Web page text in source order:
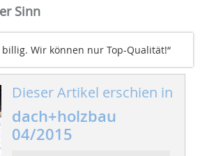
Sinn
Wir können nur Top-Qualität!“
Dieser Artikel erschien in
dach+holzbau
04/2015